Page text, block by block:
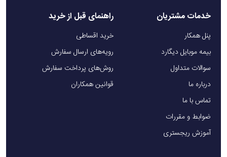
خدمات مشتریان
پنل همکار
بیمه موبایل دیگارد
سوالات متداول
درباره ما
تماس با ما
ضوابط و مقررات
آموزش ریجستری
راهنمای قبل از خرید
خرید اقساطی
رویه‌های ارسال سفارش
روش‌های پرداخت سفارش
قوانین همکاران